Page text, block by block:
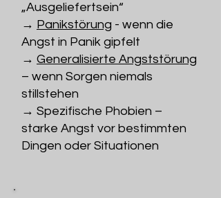
„Ausgeliefertsein“
→ Panikstörung - wenn die
Angst in Panik gipfelt
→ Generalisierte Angststörung
– wenn Sorgen niemals
stillstehen
→ Spezifische Phobien –
starke Angst vor bestimmten
Dingen oder Situationen